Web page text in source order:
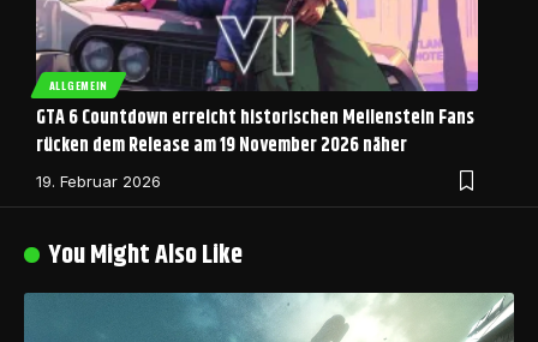
ALLGEMEIN
GTA 6 Countdown erreicht historischen Meilenstein Fans
rücken dem Release am 19 November 2026 näher
19. Februar 2026
You Might Also Like